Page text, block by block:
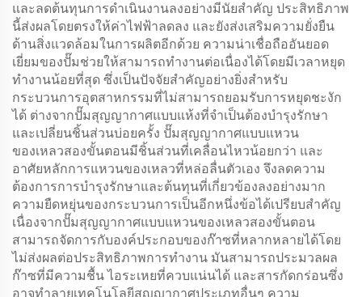
และลดต้นทุนการดำเนินงานลงอย่างมีนัยสำคัญ ประสิทธิภาพ
นี้ส่งผลโดยตรงให้ค่าไฟฟ้าลดลง และยังส่งเสริมความยั่งยืน
ด้านสิ่งแวดล้อมในการผลิตอีกด้วย ความน่าเชื่อถืออันยอด
เยี่ยมของปั๊มช่วยให้สามารถทำงานต่อเนื่องได้โดยมีเวลาหยุด
ทำงานน้อยที่สุด ซึ่งเป็นปัจจัยสำคัญอย่างยิ่งสำหรับ
กระบวนการอุตสาหกรรมที่ไม่สามารถยอมรับการหยุดชะงัก
ได้ ต่างจากปั๊มสุญญากาศแบบแห้งที่จำเป็นต้องบำรุงรักษา
และเปลี่ยนชิ้นส่วนบ่อยครั้ง ปั๊มสุญญากาศแบบแหวน
ของเหลวสองขั้นตอนมีชิ้นส่วนที่เคลื่อนไหวน้อยกว่า และ
อาศัยหลักการแหวนของเหลวที่หล่อลื่นตัวเอง จึงลดความ
ต้องการการบำรุงรักษาและต้นทุนที่เกี่ยวข้องลงอย่างมาก
ความยืดหยุ่นของกระบวนการเป็นอีกหนึ่งข้อได้เปรียบสำคัญ
เนื่องจากปั๊มสุญญากาศแบบแหวนของเหลวสองขั้นตอน
สามารถจัดการกับองค์ประกอบของก๊าซที่หลากหลายได้โดย
ไม่ส่งผลต่อประสิทธิภาพการทำงาน มันสามารถประมวลผล
ก๊าซที่มีความชื้น ไอระเหยที่ควบแน่นได้ และสารกัดกร่อนซึ่ง
อาจทำลายเทคโนโลยีสุญญากาศประเภทอื่นๆ ความ